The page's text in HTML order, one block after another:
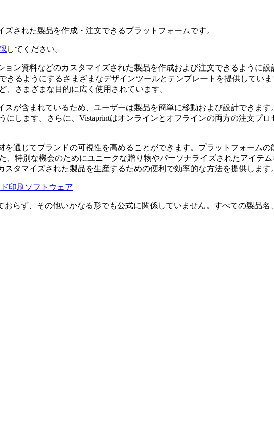
された製品を作成・注文できるプラットフォームです。
してください。
ン資料などのカスタマイズされた製品を作成および注文できるように
るようにするさまざまなデザインツールとテンプレートを提供してい
さまざまな目的に広く使用されています。
が含まれているため、ユーザーは製品を簡単に移動および設計できま
します。さらに、Vistaprintはオンラインとオフラインの両方の注文プ
通じてブランドの可視性を高めることができます。プラットフォーム
特別な機会のためにユニークな贈り物やパーソナライズされたアイテ
タマイズされた製品を生産するための便利で効率的な方法を提供します
印刷ソフトウェア
おらず、その他いかなる形でも公式に関係していません。すべての製品